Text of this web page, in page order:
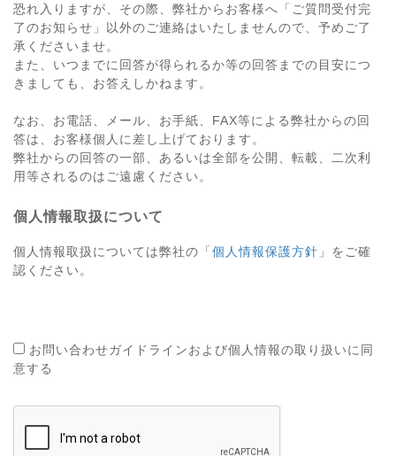
恐れ入りますが、その際、弊社からお客様へ「ご質問受付完
了のお知らせ」以外のご連絡はいたしませんので、予めご了
承くださいませ。
また、いつまでに回答が得られるか等の回答までの目安につ
きましても、お答えしかねます。
なお、お電話、メール、お手紙、FAX等による弊社からの回
答は、お客様個人に差し上げております。
弊社からの回答の一部、あるいは全部を公開、転載、二次利
用等されるのはご遠慮ください。
個人情報取扱について
個人情報取扱については弊社の「 個人情報保護方針 」をご確
認ください。
お問い合わせガイドラインおよび個人情報の取り扱いに同
意する